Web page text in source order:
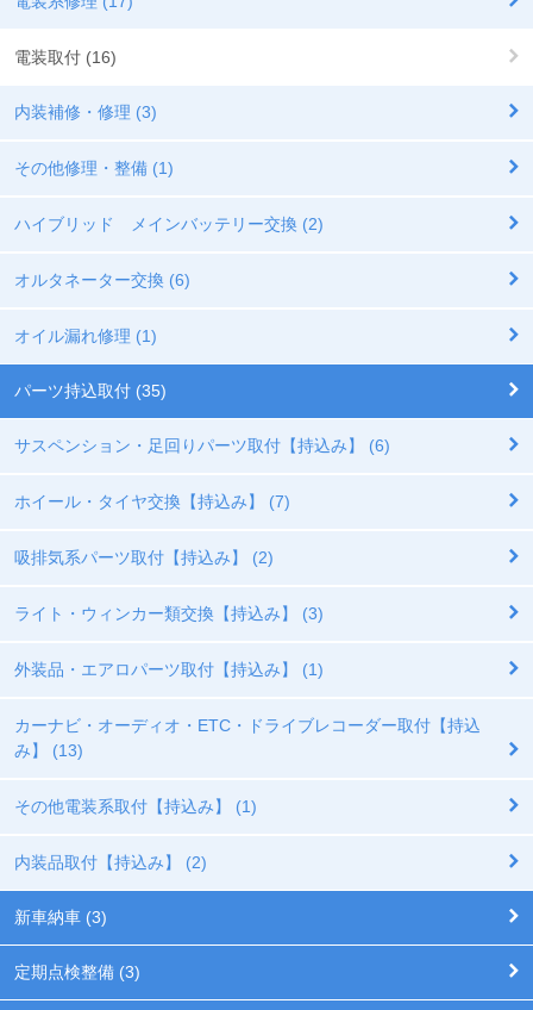
電装取付 (16)
内装補修・修理 (3)
その他修理・整備 (1)
ハイブリッド メインバッテリー交換 (2)
オルタネーター交換 (6)
オイル漏れ修理 (1)
パーツ持込取付 (35)
サスペンション・足回りパーツ取付【持込み】 (6)
ホイール・タイヤ交換【持込み】 (7)
吸排気系パーツ取付【持込み】 (2)
ライト・ウィンカー類交換【持込み】 (3)
外装品・エアロパーツ取付【持込み】 (1)
カーナビ・オーディオ・ETC・ドライブレコーダー取付【持込
み】 (13)
その他電装系取付【持込み】 (1)
内装品取付【持込み】 (2)
新車納車 (3)
定期点検整備 (3)